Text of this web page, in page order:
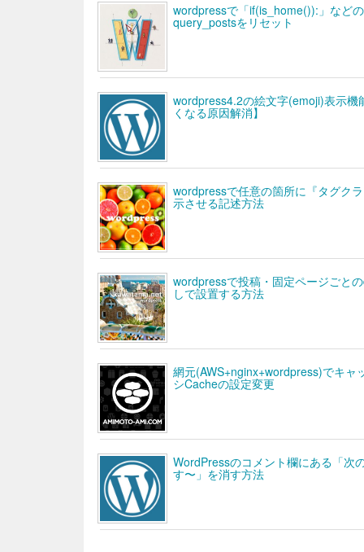
wordpressで「if(is_home()):」など
query_postsをリセット
wordpress4.2の絵文字(emoji)表示機
くなる原因解消】
wordpressで任意の箇所に『タグク
示させる記述方法
wordpressで投稿・固定ページごと
しで設置する方法
網元(AWS+nginx+wordpress)でキャ
シCacheの設定変更
WordPressのコメント欄にある「次
す〜」を消す方法